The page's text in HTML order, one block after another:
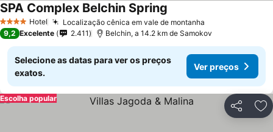
4 EstrelasHotel Localização cênica em vale de montanha
SPA Complex Belchin Spring
9,2 Excelente 2.411 Belchin, a 14.2 km de Samokov
Selecione as datas para ver os preços
exatos.
Ver preços
Partilhar
Escolha popular